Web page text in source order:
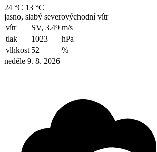
24 °C 13 °C
jasno, slabý severovýchodní vítr
vítr
SV, 3.49 m/s
tlak
1023
hPa
vlhkost 52
%
neděle 9. 8. 2026